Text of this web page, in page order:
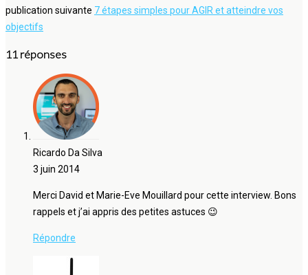
publication suivante 7 étapes simples pour AGIR et atteindre vos
objectifs
11 réponses
Ricardo Da Silva
3 juin 2014
Merci David et Marie-Eve Mouillard pour cette interview. Bons
rappels et j’ai appris des petites astuces 😉
Répondre